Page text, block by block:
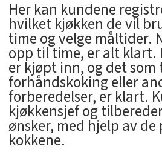
Her kan kundene
hvilket kjøkken de vil
time og velge måltider.
opp til time, er alt klart.
er kjøpt inn, og det
forhåndskoking eller
forberedelser, er klart.
kjøkkensjef og
ønsker, med hjelp av
kokkene.